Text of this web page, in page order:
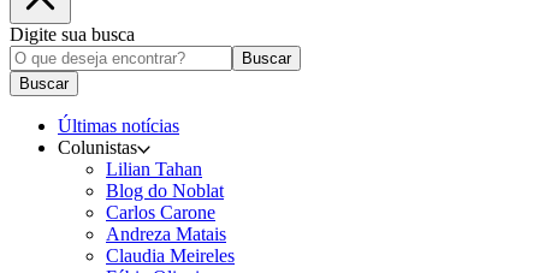
Digite sua busca
Buscar
Buscar
Últimas notícias
Colunistas
Lilian Tahan
Blog do Noblat
Carlos Carone
Andreza Matais
Claudia Meireles